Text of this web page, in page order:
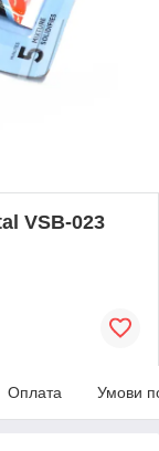
VSB-023
Оплата Умови